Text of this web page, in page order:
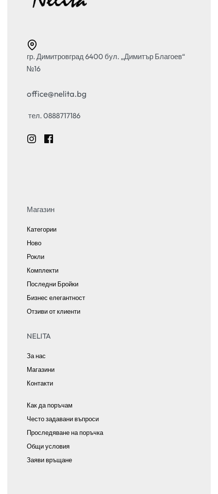
гр. Димитровград 6400 бул. „Димитър Благоев“
№16
office@nelita.bg
тел. 0888717186
Магазин
Категории
Ново
Рокли
Комплекти
Последни Бройки
Бизнес елегантност
Отзиви от клиенти
NELITA
За нас
Магазини
Контакти
Как да поръчам
Често задавани въпроси
Проследяване на поръчка
Общи условия
Заяви връщане